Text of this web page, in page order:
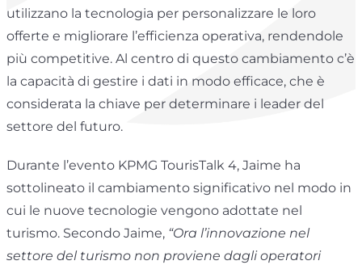
utilizzano la tecnologia per personalizzare le loro
offerte e migliorare l’efficienza operativa, rendendole
più competitive. Al centro di questo cambiamento c’è
la capacità di gestire i dati in modo efficace, che è
considerata la chiave per determinare i leader del
settore del futuro.
Durante l’evento KPMG TourisTalk 4, Jaime ha
sottolineato il cambiamento significativo nel modo in
cui le nuove tecnologie vengono adottate nel
turismo. Secondo Jaime, “Ora l’innovazione nel
settore del turismo non proviene dagli operatori